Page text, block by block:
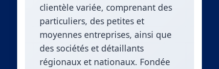
clientèle variée, comprenant des
particuliers, des petites et
moyennes entreprises, ainsi que
des sociétés et détaillants
régionaux et nationaux. Fondée